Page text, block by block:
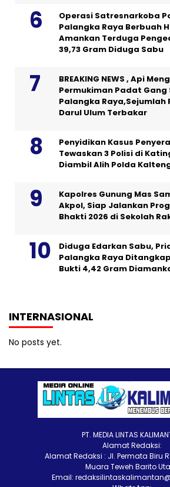
Operasi Satresnarkoba
Palangka Raya Berbuah
Amankan Terduga
39,73 Gram Diduga Sabu
BREAKING NEWS , Api
Permukiman Padat Gang
Palangka Raya,Sejumlah
Darul Ulum Terbakar
Penyidikan Kasus
Tewaskan 3 Polisi di
Diambil Alih Polda
Kapolres Gunung Mas
Akpol, Siap Jalankan
Bhakti 2026 di Sekolah
Diduga Edarkan Sabu,
Palangka Raya
Bukti 4,42 Gram
INTERNASIONAL
No posts yet.
PT. MEDIA LINTAS
Alamat Redaksi:
Alamat Redaksi : Jl. Permata Biru
Muara Teweh Barito
Email: